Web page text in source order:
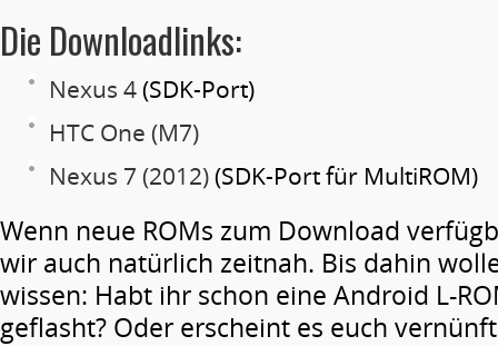
Die Downloadlinks:
Nexus 4(SDK-Port)
HTC One (M7)
Nexus 7 (2012)(SDK-Port für MultiROM)
Wenn neue ROMs zum Download
wir auch natürlich zeitnah. Bis dahin
wissen: Habt ihr schon eine Android L-
geflasht? Oder erscheint es euch